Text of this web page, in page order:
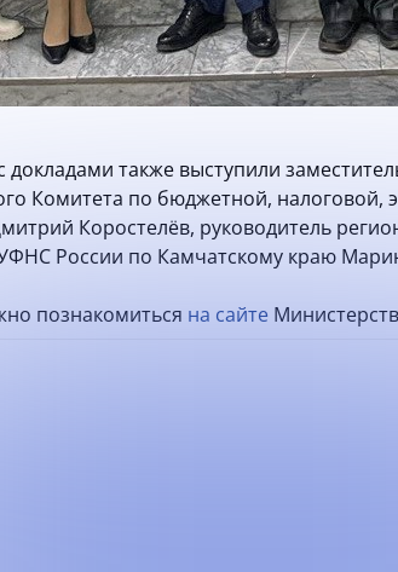
докладами также выступили
Комитета по бюджетной,
Коростелёв, руководитель
России по Камчатскому краю
познакомиться на сайте